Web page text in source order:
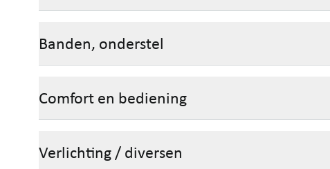
Banden, onderstel
Comfort en bediening
Verlichting / diversen